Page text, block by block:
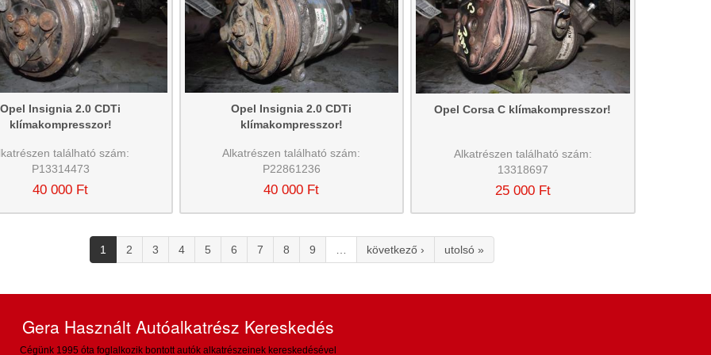
Opel Insignia 2.0 CDTi
klímakompresszor!
található szám:
P13314473
40 000 Ft
Opel Insignia 2.0 CDTi
klímakompresszor!
Alkatrészen található szám:
P22861236
40 000 Ft
Opel Corsa C klímakompresszor!
Alkatrészen található szám:
13318697
25 000 Ft
1 2 3 4 5 6 7 8 9 következő › utolsó »
Gera Használt Autóalkatrész Kereskedés
Cégünk 1995 óta foglalkozik bontott autók alkatrészeinek kereskedésével